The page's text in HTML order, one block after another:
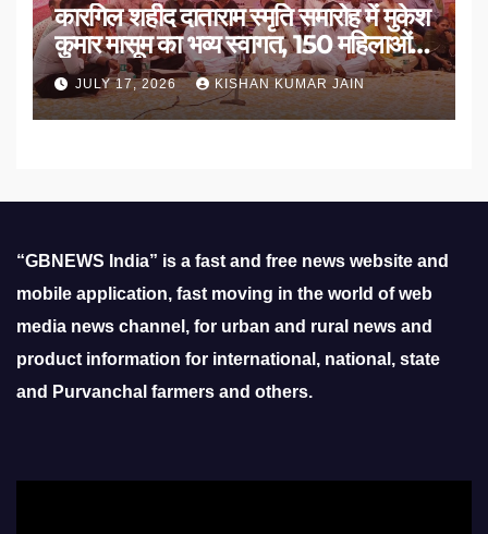
कारगिल शहीद दाताराम स्मृति समारोह में मुकेश
कुमार मासूम का भव्य स्वागत, 150 महिलाओं
का सम्मान
JULY 17, 2026 KISHAN KUMAR JAIN
“GBNEWS India” is a fast and free news website and
mobile application, fast moving in the world of web
media news channel, for urban and rural news and
product information for international, national, state
and Purvanchal farmers and others.